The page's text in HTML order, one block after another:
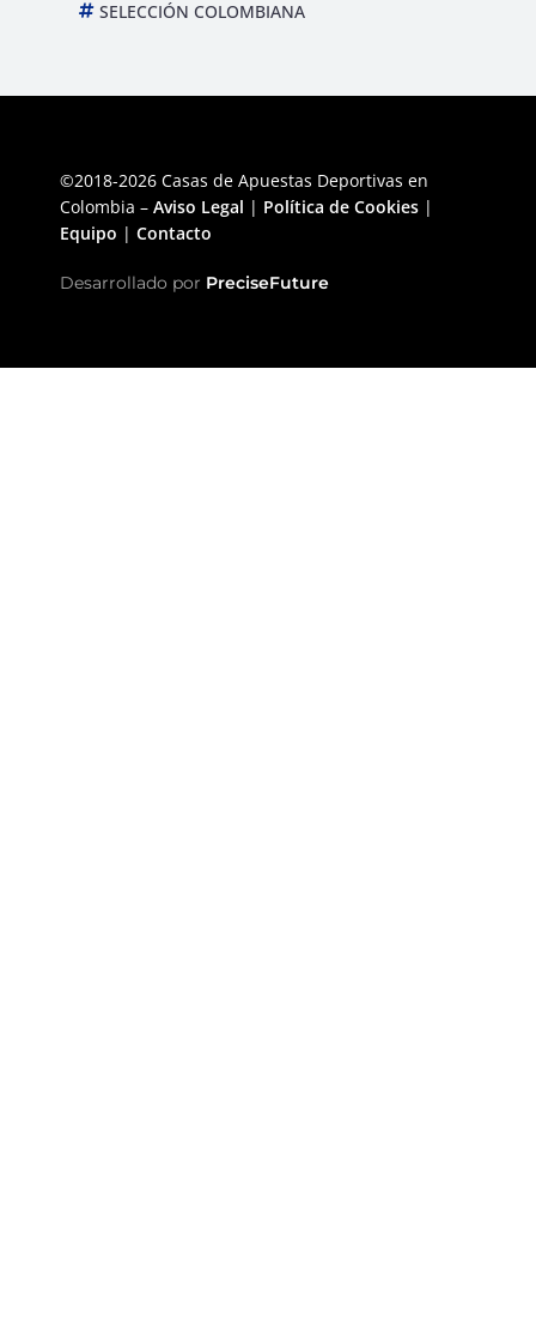
SELECCIÓN COLOMBIANA
©2018-2026 Casas de Apuestas Deportivas en
Colombia – Aviso Legal | Política de Cookies |
Equipo | Contacto
Desarrollado por PreciseFuture